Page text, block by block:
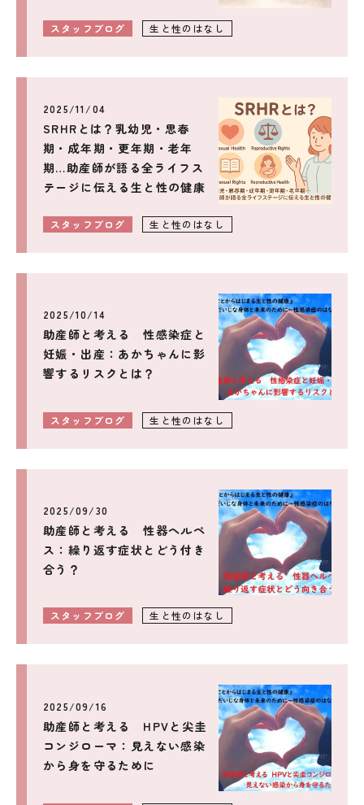
スタッフブログ 生と性のはなし
2025/11/04
スタッフブログ 生と性のはなし
SRHRとは？乳幼児・思春
期・成年期・更年期・老年
期…助産師が語る全ライフス
テージに伝える生と性の健康
2025/10/14
スタッフブログ 生と性のはなし
助産師と考える 性感染症と
妊娠・出産：あかちゃんに影
響するリスクとは？
2025/09/30
スタッフブログ 生と性のはなし
助産師と考える 性器ヘルペ
ス：繰り返す症状とどう付き
合う？
2025/09/16
助産師と考える HPVと尖圭
コンジローマ：見えない感染
から身を守るために